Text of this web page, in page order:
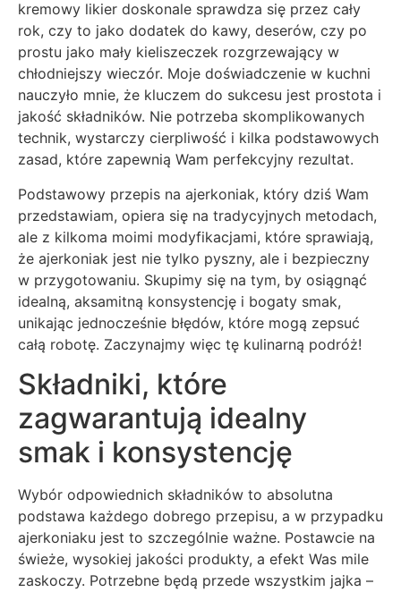
kremowy likier doskonale sprawdza się przez cały
rok, czy to jako dodatek do kawy, deserów, czy po
prostu jako mały kieliszeczek rozgrzewający w
chłodniejszy wieczór. Moje doświadczenie w kuchni
nauczyło mnie, że kluczem do sukcesu jest prostota i
jakość składników. Nie potrzeba skomplikowanych
technik, wystarczy cierpliwość i kilka podstawowych
zasad, które zapewnią Wam perfekcyjny rezultat.
Podstawowy przepis na ajerkoniak, który dziś Wam
przedstawiam, opiera się na tradycyjnych metodach,
ale z kilkoma moimi modyfikacjami, które sprawiają,
że ajerkoniak jest nie tylko pyszny, ale i bezpieczny
w przygotowaniu. Skupimy się na tym, by osiągnąć
idealną, aksamitną konsystencję i bogaty smak,
unikając jednocześnie błędów, które mogą zepsuć
całą robotę. Zaczynajmy więc tę kulinarną podróż!
Składniki, które
zagwarantują idealny
smak i konsystencję
Wybór odpowiednich składników to absolutna
podstawa każdego dobrego przepisu, a w przypadku
ajerkoniaku jest to szczególnie ważne. Postawcie na
świeże, wysokiej jakości produkty, a efekt Was mile
zaskoczy. Potrzebne będą przede wszystkim jajka –